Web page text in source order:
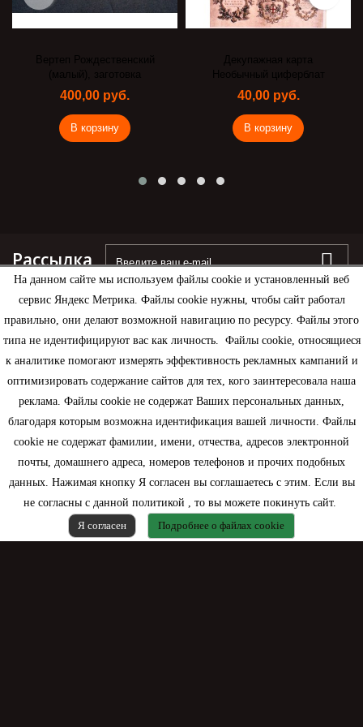
На данном сайте мы используем файлы cookie и установленный веб
сервис Яндекс Метрика. Файлы cookie нужны, чтобы сайт работал
правильно, они делают возможной навигацию по ресурсу. Файлы этого
типа не идентифицируют вас как личность. Файлы cookie, относящиеся
к аналитике помогают измерять эффективность рекламных кампаний и
оптимизировать содержание сайтов для тех, кого заинтересовала наша
реклама. Файлы cookie не содержат Ваших персональных данных,
благодаря которым возможна идентификация вашей личности. Файлы
cookie не содержат фамилии, имени, отчества, адресов электронной
почты, домашнего адреса, номеров телефонов и прочих подобных
данных. Нажимая кнопку Я согласен вы соглашаетесь с этим. Если вы
не согласны с данной политикой , то вы можете покинуть сайт.
Я согласен
Подробнее о файлах cookie
Вертеп Рождественский
(малый), заготовка
400,00 руб.
В корзину
Декупажная карта
Необычный циферблат
40,00 руб.
В корзину
Рассылка
Информация
Моя учетная запись
Контактная информация